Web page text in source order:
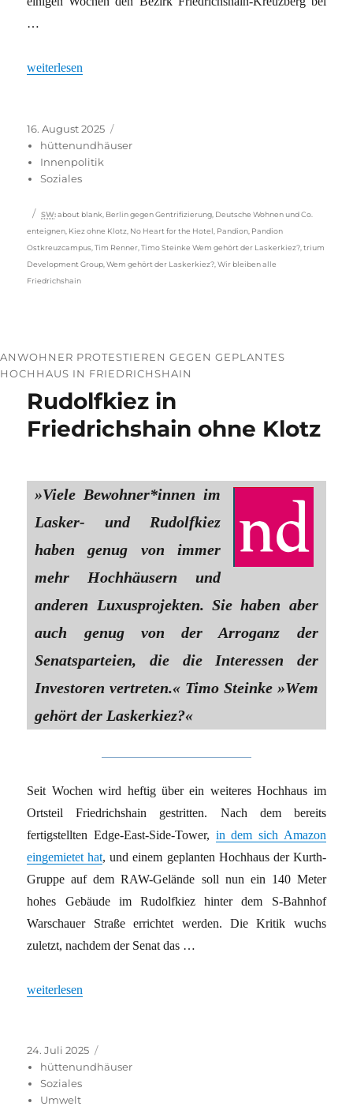
…
„Berlin: Kein Herz für das Hotel“
weiterlesen
Veröffentlicht
am
16. August 2025
hüttenundhäuser
Innenpolitik
Soziales
Schlagwörter
SW: about blank Berlin gegen Gentrifizierung Deutsche Wohnen und Co.
enteignen Kiez ohne Klotz No Heart for the Hotel Pandion Pandion
Ostkreuzcampus ,Tim Renner ,Timo Steinke Wem gehört der Laskerkiez? ,trium
Development Group ,Wem gehört der Laskerkiez? ,Wir bleiben alle
Friedrichshain
ANWOHNER PROTESTIEREN GEGEN GEPLANTES
HOCHHAUS IN FRIEDRICHSHAIN
Rudolfkiez in
Friedrichshain ohne Klotz
»Viele Bewohner*innen im
Lasker- und Rudolfkiez
haben genug von immer
mehr Hochhäusern und
anderen Luxusprojekten. Sie haben aber
auch genug von der Arroganz der
Senatsparteien, die die Interessen der
Investoren vertreten.« Timo Steinke »Wem
gehört der Laskerkiez?«
Seit Wochen wird heftig über ein weiteres Hochhaus im
Ortsteil Friedrichshain gestritten. Nach dem bereits
fertigstellten Edge-East-Side-Tower, in dem sich Amazon
eingemietet hat, und einem geplanten Hochhaus der Kurth-
Gruppe auf dem RAW-Gelände soll nun ein 140 Meter
hohes Gebäude im Rudolfkiez hinter dem S-Bahnhof
Warschauer Straße errichtet werden. Die Kritik wuchs
zuletzt, nachdem der Senat das …
„Rudolfkiez in Friedrichshain ohne Klotz“
weiterlesen
Veröffentlicht
am
24. Juli 2025
hüttenundhäuser
Soziales
Umwelt